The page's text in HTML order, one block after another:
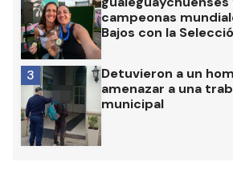
campeonas
Bajos con la
Detuvieron a un
amenazar a una
municipal
3